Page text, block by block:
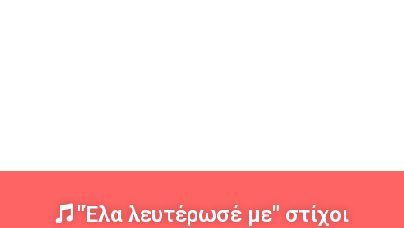
"Έλα λευτέρωσέ με" στίχοι